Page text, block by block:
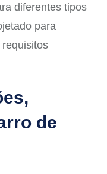
diferentes tipos
para
de